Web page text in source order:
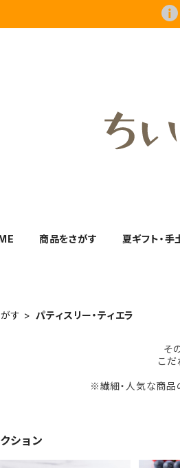
商品をさがす 夏ギフト・手
す パティスリー・ティエラ
そ
こだ
※繊細・人気な商品
ション